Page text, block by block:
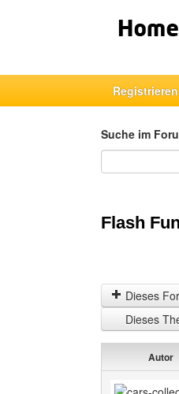
Registrieren
Suche im
Suche im Forum
Flash
Dieses
Dieses
Autor